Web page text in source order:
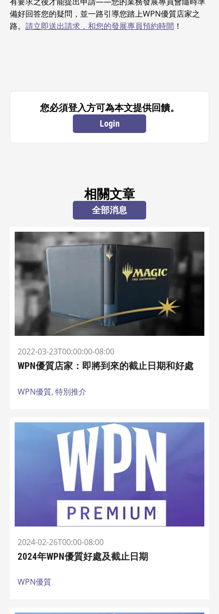
備好回答您的疑問，並一路引導您踏上WPN優質店家之
路。 請立即送出請求，和您的發展專員預約時間 ！
您必須登入方可為本文提供回饋。
Login
相關文章
全部消息
2022-03-23T00:00:00-08:00
WPN優質店家：即將到來的截止日期和好處
WPN優質, 特別推介
2024-02-26T00:00-08:00
2024年WPN優質好處及截止日期
WPN優質